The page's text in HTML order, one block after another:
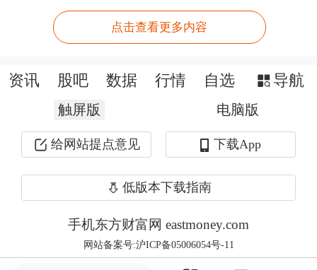
业内普遍认为，随着智能驾驶向
Physical AI阶段加速演进，围绕模型训
练、场景生成、闭环验证的数据基础设
界有望凭借51SIM平台的物理仿真、场
景重建与数据闭环能力，进一步受益于
新一轮产业升级。
黄金股多数走强紫金矿业涨超5%
点击查看更多内容
资讯 股吧 数据 行情 自选 导航
触屏版 电脑版
给网站提点意见 下载App
低版本下载指南
手机东方财富网 eastmoney.com
网站备案号:沪ICP备05006054号-11